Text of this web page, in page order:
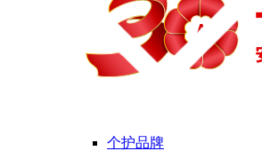
个护品牌